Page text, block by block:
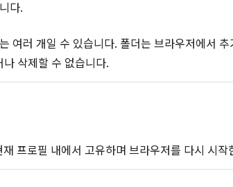
다.
여러 개일 수 있습니다. 폴더는 브라우저에서
삭제할 수 없습니다.
프로필 내에서 고유하며 브라우저를 다시 시작